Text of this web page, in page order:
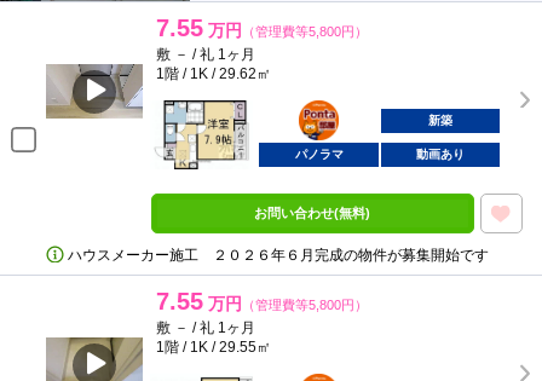
7.55 万円 （管理費等5,800円）
敷 － / 礼 1ヶ月
1階 / 1K / 29.62㎡
ポンタ
部屋
新築
パノラマ 動画あり
お問い合わせ(無料)
ハウスメーカー施工 ２０２６年６月完成の物件が募集開始です
7.55 万円 （管理費等5,800円）
敷 － / 礼 1ヶ月
1階 / 1K / 29.55㎡